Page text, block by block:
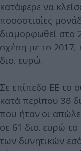
κατάφερε να
ποσοστιαίες
διαμορφωθεί στο
σχέση με το 2017,
δισ. ευρώ.
Σε επίπεδο ΕΕ το
κατά περίπου 38
που ήταν οι
σε 61 δισ. ευρώ
των δυνητικών